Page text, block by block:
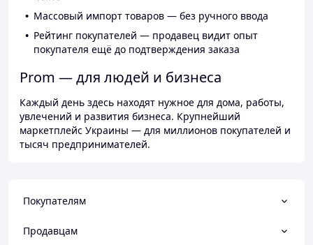
Массовый импорт товаров — без ручного ввода
Рейтинг покупателей — продавец видит опыт
покупателя ещё до подтверждения заказа
Prom — для людей и бизнеса
Каждый день здесь находят нужное для дома, работы,
увлечений и развития бизнеса. Крупнейший
маркетплейс Украины — для миллионов покупателей и
тысяч предпринимателей.
Покупателям
Продавцам